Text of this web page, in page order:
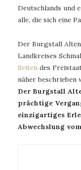
Deutschlands und
alle, die sich eine
Der Burgstall
Landkreises
Seiten des
näher beschrieben
Der Burgstall
prächtige
einzigartiges
Abwechslung